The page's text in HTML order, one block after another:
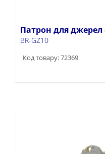
Патрон для джерел
BR-GZ10
Код товару: 72369